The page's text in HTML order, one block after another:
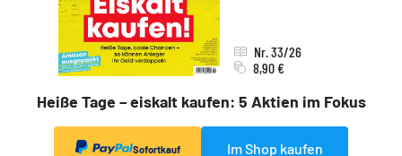
Heiße Tage – eiskalt kaufen: 5 Aktien im Fokus
Nr. 33/26
8,90 €
Sofortkauf Im Shop kaufen